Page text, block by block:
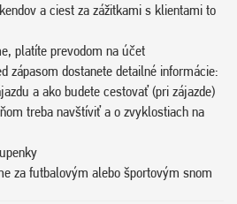
a ciest za zážitkami s klientami to
platíte prevodom na účet
zápasom dostanete detailné informácie:
a ako budete cestovať (pri zájazde)
treba navštíviť a o zvyklostiach na
za futbalovým alebo športovým snom